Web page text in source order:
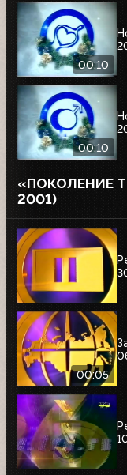
00:10
00:10
«ПОКОЛЕНИЕ
2001)
00:05